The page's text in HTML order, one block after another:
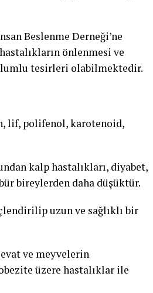
Beslenme Derneği’ne
önlenmesi ve
tesirleri olabilmektedir.
lif, polifenol, karotenoid,
kalp hastalıkları, diyabet,
bireylerden daha düşüktür.
uzun ve sağlıklı bir
ve meyvelerin
üzere hastalıklar ile